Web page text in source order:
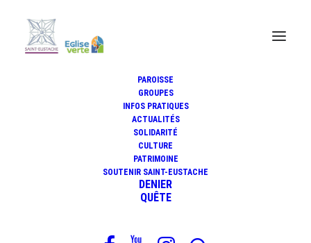
PAROISSE
GROUPES
INFOS PRATIQUES
ACTUALITÉS
SOLIDARITÉ
CULTURE
PATRIMOINE
SOUTENIR SAINT-EUSTACHE
DENIER
QUÊTE
« La pierre qu'ont rejetée les
bâtisseurs est devenue la pierre
d'angle » (Mt 21,42)